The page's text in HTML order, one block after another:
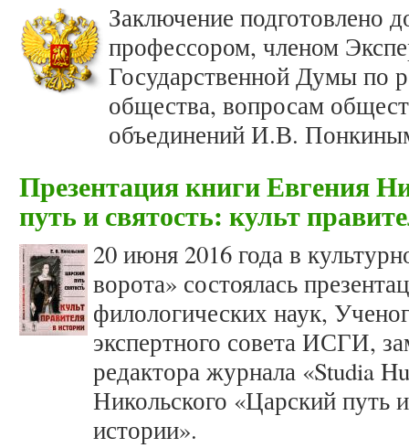
Заключение подготовлено
профессором, членом
Государственной Думы по
общества, вопросам
объединений И.В.
Презентация книги Евгения
путь и святость: культ
20 июня 2016 года в
ворота» состоялась
филологических наук,
экспертного совета ИСГИ,
редактора журнала «Studia
Никольского «Царский путь
истории».